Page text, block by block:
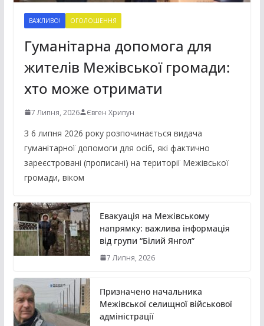
ВАЖЛИВО! ОГОЛОШЕННЯ
Гуманітарна допомога для
жителів Межівської громади:
хто може отримати
7 Липня, 2026 Євген Хрипун
З 6 липня 2026 року розпочинається видача
гуманітарної допомоги для осіб, які фактично
зареєстровані (прописані) на території Межівської
громади, віком
Евакуація на Межівському
напрямку: важлива інформація
від групи “Білий Янгол”
7 Липня, 2026
Призначено начальника
Межівської селищної військової
адміністрації